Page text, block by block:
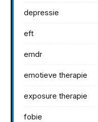
depressie
eft
emdr
emotieve therapie
exposure therapie
fobie